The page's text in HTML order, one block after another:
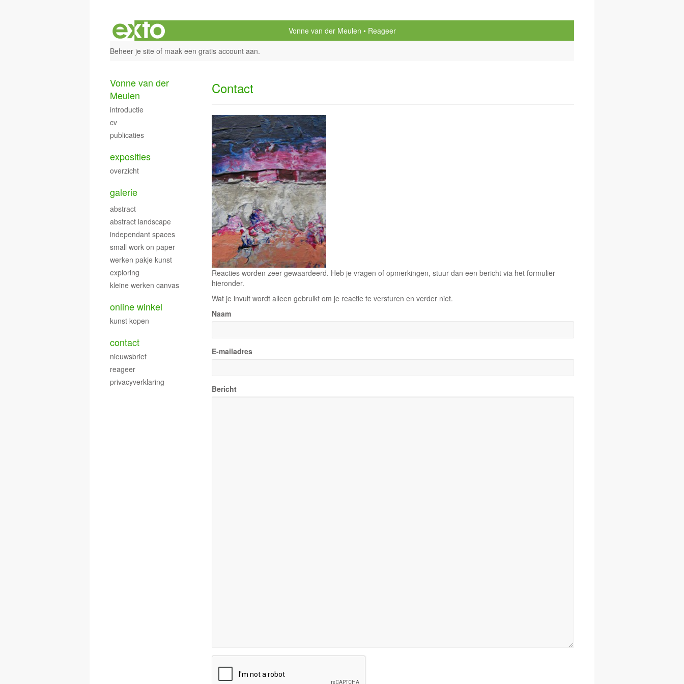
Vonne van der Meulen
Reageer
Beheer je site of maak een gratis account aan.
Contact
Reacties worden zeer gewaardeerd. Heb je vragen of opmerkingen, stuur dan een bericht via het formulier
hieronder.
Wat je invult wordt alleen gebruikt om je reactie te versturen en verder niet.
Naam
E-mailadres
Bericht
Vonne van der
Meulen
introductie
cv
publicaties
exposities
overzicht
galerie
abstract
abstract landscape
independant spaces
small work on paper
werken pakje kunst
exploring
kleine werken canvas
online winkel
kunst kopen
contact
nieuwsbrief
reageer
privacyverklaring